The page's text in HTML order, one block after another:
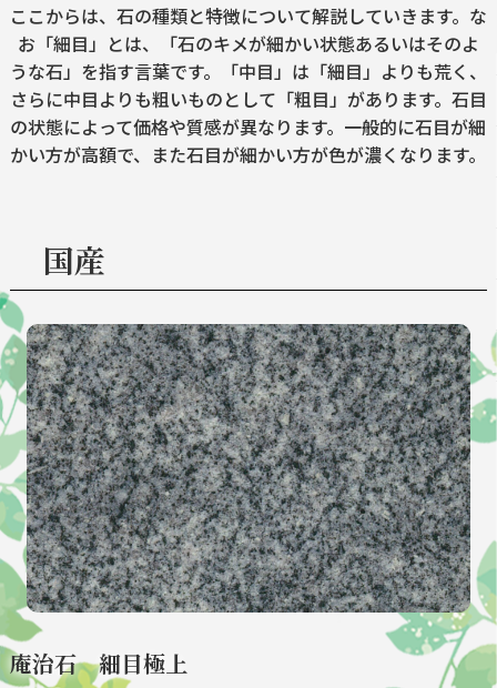
ここからは、石の種類と特徴について解説していきます。な
お「細目」とは、「石のキメが細かい状態あるいはそのよ
うな石」を指す言葉です。「中目」は「細目」よりも荒く、
さらに中目よりも粗いものとして「粗目」があります。石目
の状態によって価格や質感が異なります。一般的に石目が細
かい方が高額で、また石目が細かい方が色が濃くなります。
国産
庵治石 細目極上